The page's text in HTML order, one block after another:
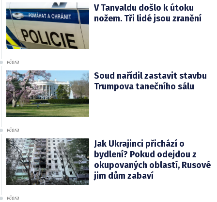
V Tanvaldu došlo k útoku
nožem. Tři lidé jsou zranění
včera
Soud nařídil zastavit stavbu
Trumpova tanečního sálu
včera
Jak Ukrajinci přichází o
bydlení? Pokud odejdou z
okupovaných oblastí, Rusové
jim dům zabaví
včera